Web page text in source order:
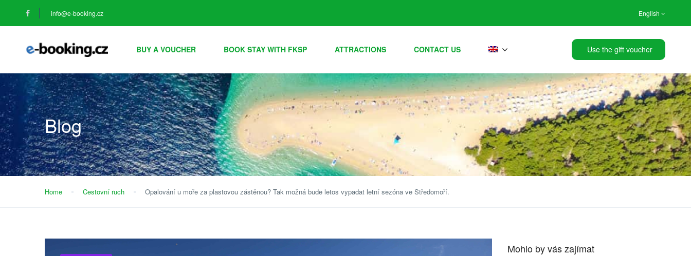
info@e-booking.cz English
BUY A VOUCHER BOOK STAY WITH FKSP ATTRACTIONS CONTACT US Use the gift voucher
Blog
Home Cestovní ruch Opalování u moře za plastovou zástěnou? Tak možná bude letos vypadat letní sezóna ve Středomoří.
Mohlo by vás zajímat